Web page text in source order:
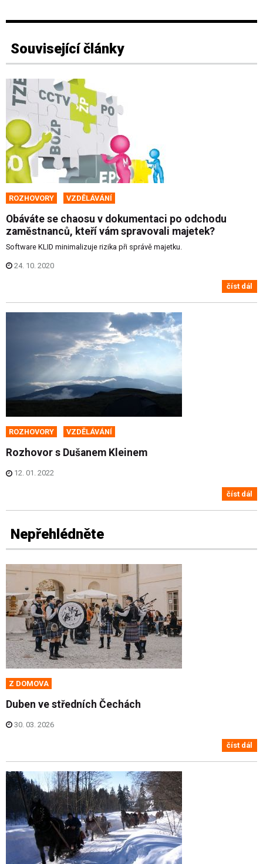
Související články
ROZHOVORY VZDĚLÁVÁNÍ
Obáváte se chaosu v dokumentaci po odchodu
zaměstnanců, kteří vám spravovali majetek?
Software KLID minimalizuje rizika při správě majetku.
24. 10. 2020
číst dál
ROZHOVORY VZDĚLÁVÁNÍ
Rozhovor s Dušanem Kleinem
12. 01. 2022
číst dál
Nepřehlédněte
Z DOMOVA
Duben ve středních Čechách
30. 03. 2026
číst dál